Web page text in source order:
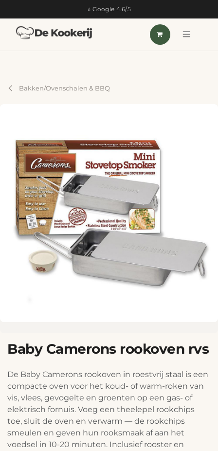
⭐ Google 4.6/5
Bakken/Ovenschalen & BBQ
Baby Camerons rookoven rvs
De Baby Camerons rookoven in roestvrij staal is een
compacte oven voor het koud- of warm-roken van
vis, vlees, gevogelte en groenten op een gas- of
elektrisch fornuis. Voeg een theelepel rookchips
toe, sluit de oven en verwarm — de rookchips
smeulen en geven hun rooksmaak af aan het
voedsel in 10-20 minuten. Inclusief rooster en